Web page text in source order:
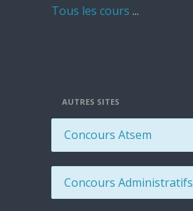
Tous les cours ...
AUTRES SITES
Concours Atsem
Concours Administratifs